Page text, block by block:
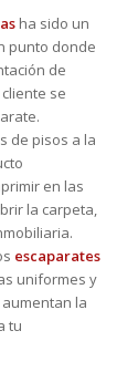
ha sido un
punto donde
de
se
de pisos a la
en las
la carpeta,
escaparates
uniformes y
la
tu